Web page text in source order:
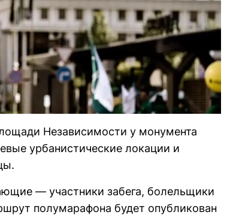
Независимости у монумента
урбанистические локации и
— участники забега, болельщики
полумарафона будет опубликован